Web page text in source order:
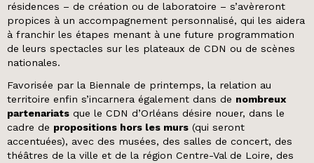
résidences – de création ou de laboratoire – s’avèreront
propices à un accompagnement personnalisé, qui les aidera
à franchir les étapes menant à une future programmation
de leurs spectacles sur les plateaux de CDN ou de scènes
nationales.
Favorisée par la Biennale de printemps, la relation au
territoire enfin s’incarnera également dans de nombreux
partenariats que le CDN d’Orléans désire nouer, dans le
cadre de propositions hors les murs (qui seront
accentuées), avec des musées, des salles de concert, des
théâtres de la ville et de la région Centre-Val de Loire, des